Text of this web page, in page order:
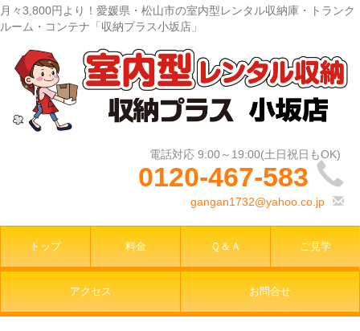
月々3,800円より！愛媛県・松山市の室内型レンタル収納庫・トランク
ルーム・コンテナ「収納プラス小坂店」
0120-467-583
gangan1732@yahoo.co.jp
トップ 料金 Ｑ＆Ａ ご見学
アクセス お問合せ